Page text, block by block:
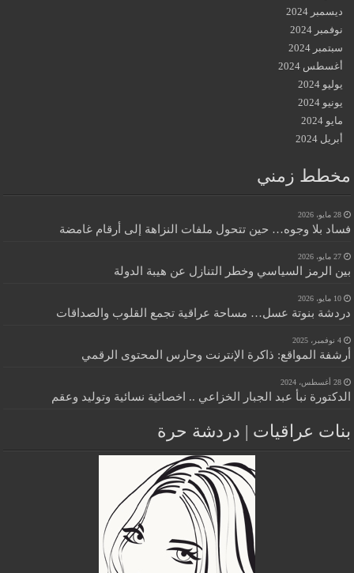
ديسمبر 2024
نوفمبر 2024
سبتمبر 2024
أغسطس 2024
يوليو 2024
يونيو 2024
مايو 2024
أبريل 2024
مخطط زمني
28 مايو، 2026
فساد بلا وجوه… حين تتحول ملفات النزاهة إلى أرقام غامضة
27 مايو، 2026
بين الرمز السياسي وخطر التنازل عن هيبة الدولة
10 مايو، 2026
دردشة بنوتة عسل… مساحة عراقية تجمع القلوب والصداقات
4 نوفمبر، 2025
أرشفة المواقع: ذاكرة الإنترنت وحارس المحتوى الرقمي
28 أغسطس، 2024
الدكتورة نبأ عبد الجبار الخزاعي .. اخصائية نسائية وتوليد وعقم
بنات عراقيات | دردشة حرة